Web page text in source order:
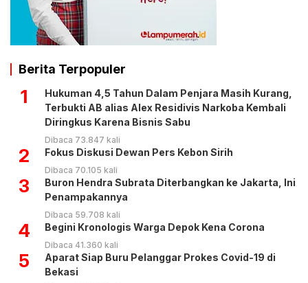
Berita Terpopuler
1
Hukuman 4,5 Tahun Dalam Penjara Masih Kurang,
Terbukti AB alias Alex Residivis Narkoba Kembali
Diringkus Karena Bisnis Sabu
Dibaca 73.847 kali
2 Fokus Diskusi Dewan Pers Kebon Sirih
Dibaca 70.105 kali
3
Buron Hendra Subrata Diterbangkan ke Jakarta, Ini
Penampakannya
Dibaca 59.708 kali
4 Begini Kronologis Warga Depok Kena Corona
Dibaca 41.360 kali
5
Aparat Siap Buru Pelanggar Prokes Covid-19 di
Bekasi